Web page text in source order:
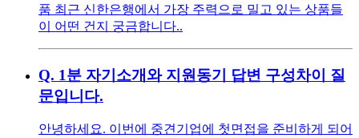
품 최근 신한은행에서 가장 주력으로 밀고 있는 상품들
이 어떤 건지 궁금합니다..
Q. 1분 자기소개와 지원동기 답변 구성차이 질
문입니다.
안녕하세요. 이번에 중견기업에 첫면접을 준비하게 되어